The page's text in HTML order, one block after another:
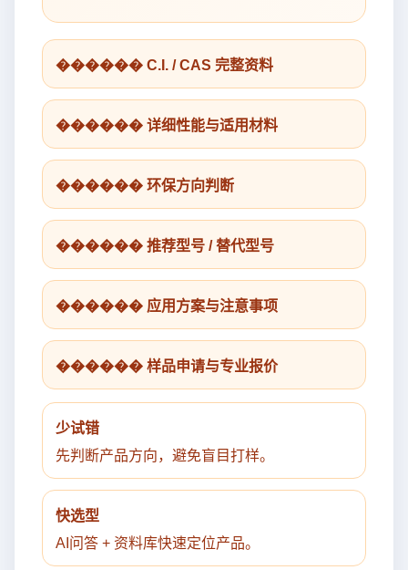
������ C.I. / CAS 完整资料
������ 详细性能与适用材料
������ 环保方向判断
������ 推荐型号 / 替代型号
������ 应用方案与注意事项
������ 样品申请与专业报价
少试错
先判断产品方向，避免盲目打样。
快选型
AI问答 + 资料库快速定位产品。